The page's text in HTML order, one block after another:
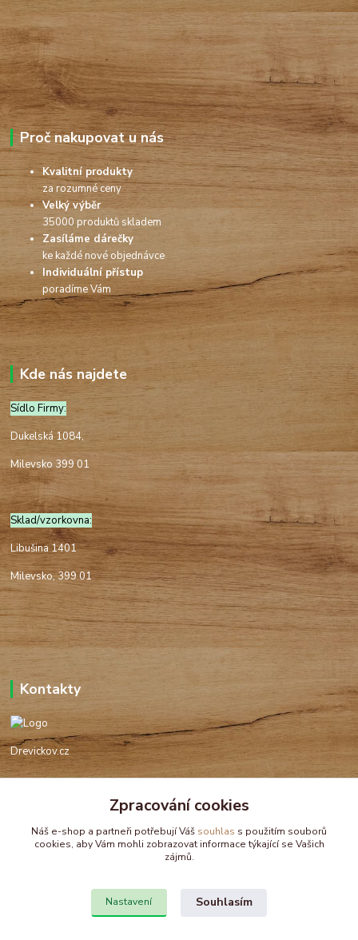
Proč nakupovat u nás
Kvalitní produkty
za rozumné ceny
Velký výběr
35000 produktů skladem
Zasíláme dárečky
ke každé nové objednávce
Individuální přístup
poradíme Vám
Kde nás najdete
Sídlo Firmy:
Dukelská 1084,
Milevsko 399 01
Sklad/vzorkovna:
Libušina 1401
Milevsko, 399 01
Kontakty
Drevickov.cz
+420 732 488 676
drevickov@drevickov.cz, info@drevickov.cz
Zpracování cookies
Náš e-shop a partneři potřebují Váš souhlas s použitím souborů
cookies, aby Vám mohli zobrazovat informace týkající se Vašich
zájmů.
Nastavení Souhlasím